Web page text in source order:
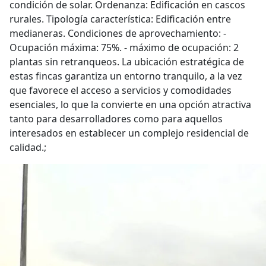
condición de solar. Ordenanza: Edificación en cascos
rurales. Tipología característica: Edificación entre
medianeras. Condiciones de aprovechamiento: -
Ocupación máxima: 75%. - máximo de ocupación: 2
plantas sin retranqueos. La ubicación estratégica de
estas fincas garantiza un entorno tranquilo, a la vez
que favorece el acceso a servicios y comodidades
esenciales, lo que la convierte en una opción atractiva
tanto para desarrolladores como para aquellos
interesados en establecer un complejo residencial de
calidad.;